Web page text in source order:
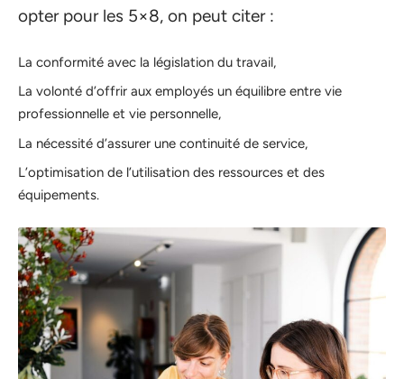
opter pour les 5×8, on peut citer :
La conformité avec la législation du travail,
La volonté d’offrir aux employés un équilibre entre vie
professionnelle et vie personnelle,
La nécessité d’assurer une continuité de service,
L’optimisation de l’utilisation des ressources et des
équipements.